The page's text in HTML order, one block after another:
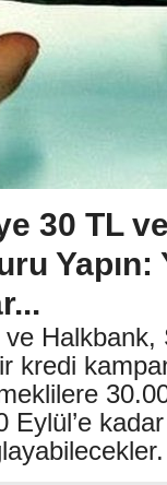
30 TL
Yapın:
ve
kredi
Eylül’e